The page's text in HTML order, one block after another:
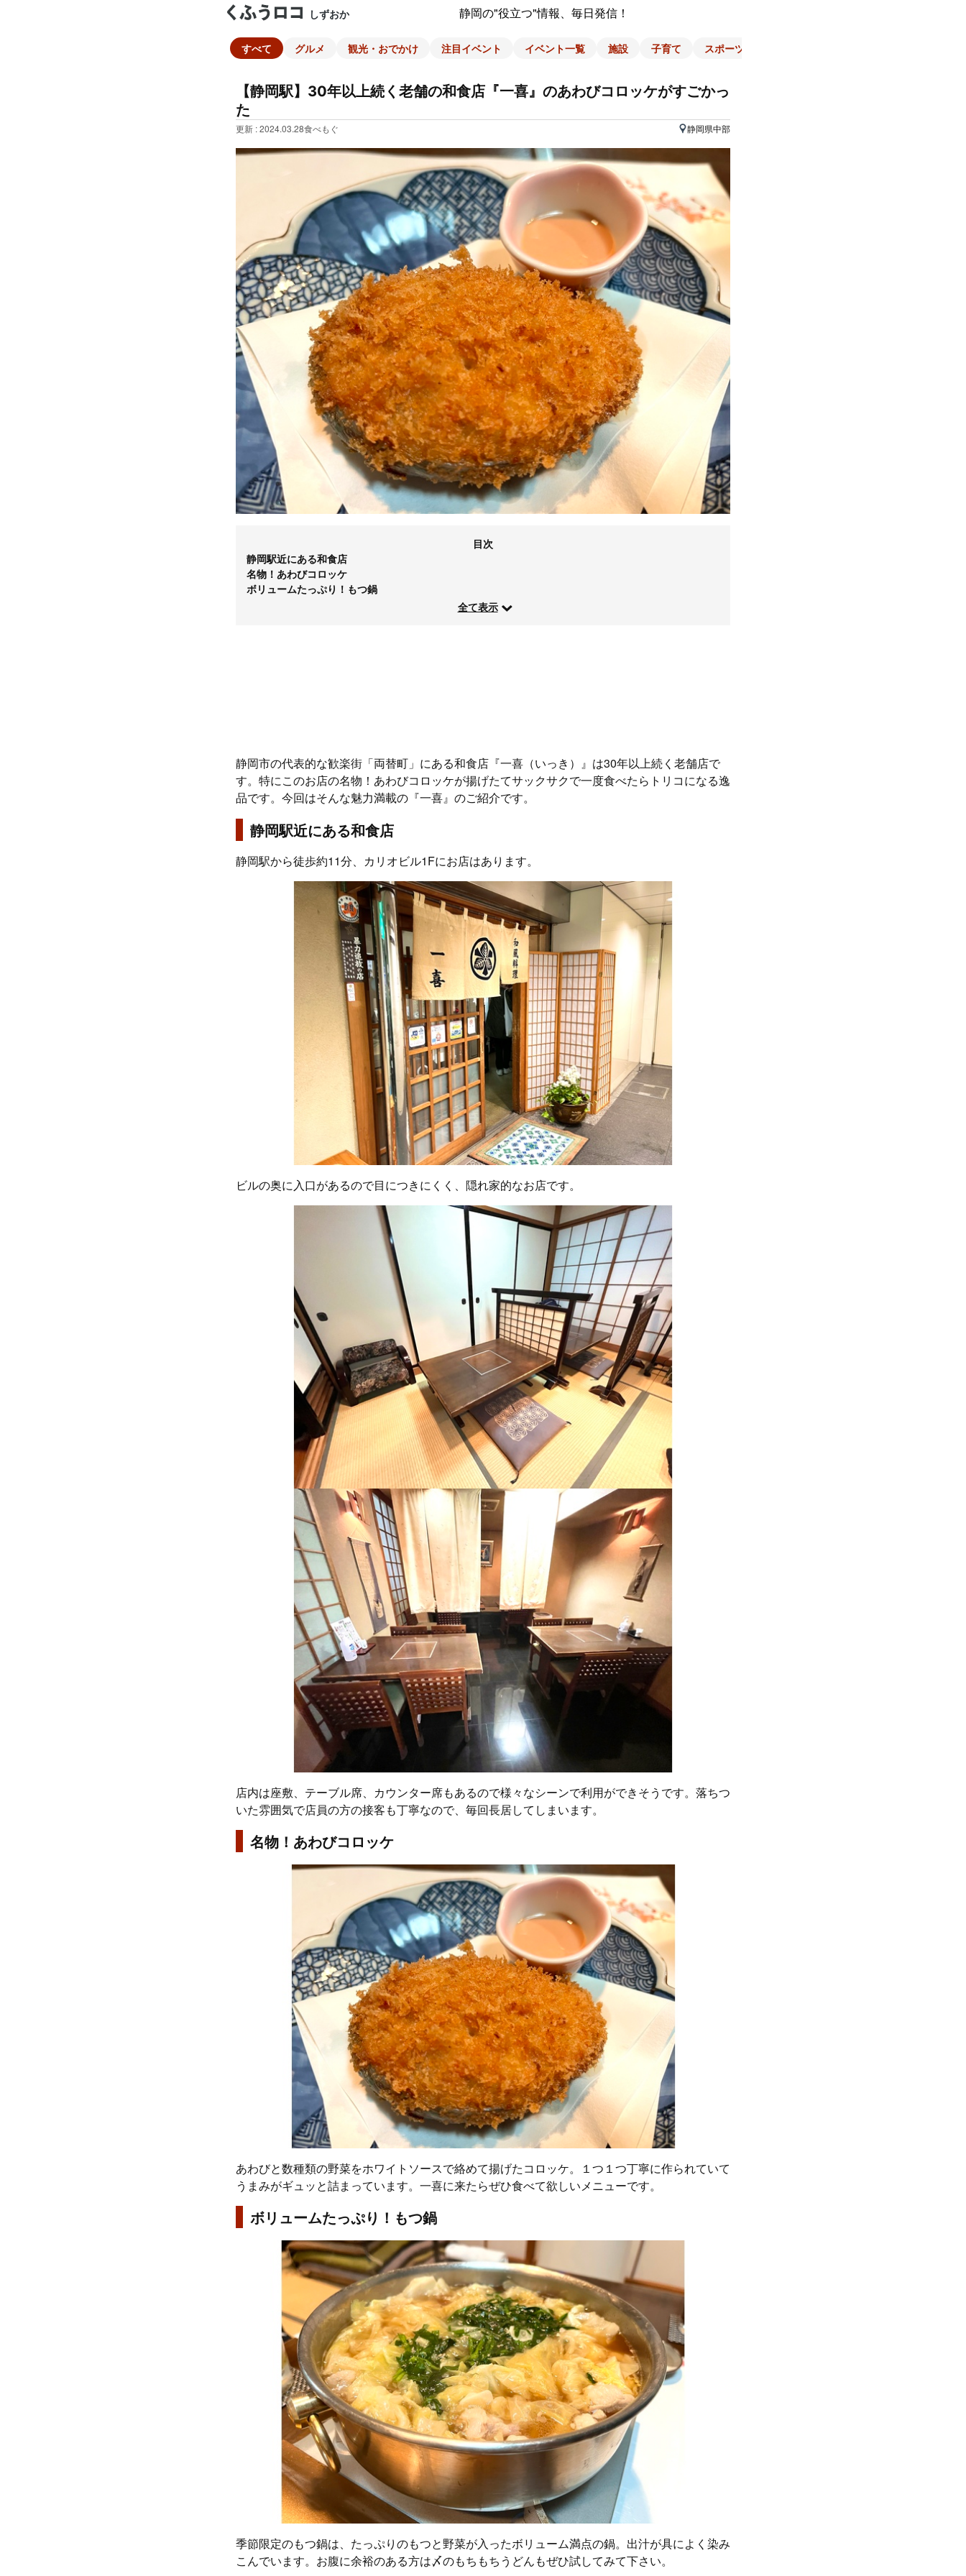
しずおか 静岡の"役立つ"情報、毎日発信！
すべて グルメ 観光・おでかけ 注目イベント イベント一覧 施設 子育て スポーツ
【静岡駅】30年以上続く老舗の和食店『一喜』のあわびコロッケがすごかっ
た
更新 : 2024.03.28食べもぐ 静岡県中部
目次
静岡駅近にある和食店
名物！あわびコロッケ
ボリュームたっぷり！もつ鍋
全て表示
静岡市の代表的な歓楽街「両替町」にある和食店『一喜（いっき）』は30年以上続く老舗店で
す。特にこのお店の名物！あわびコロッケが揚げたてサックサクで一度食べたらトリコになる逸
品です。今回はそんな魅力満載の『一喜』のご紹介です。
静岡駅近にある和食店
静岡駅から徒歩約11分、カリオビル1Fにお店はあります。
ビルの奥に入口があるので目につきにくく、隠れ家的なお店です。
店内は座敷、テーブル席、カウンター席もあるので様々なシーンで利用ができそうです。落ちつ
いた雰囲気で店員の方の接客も丁寧なので、毎回長居してしまいます。
名物！あわびコロッケ
あわびと数種類の野菜をホワイトソースで絡めて揚げたコロッケ。１つ１つ丁寧に作られていて
うまみがギュッと詰まっています。一喜に来たらぜひ食べて欲しいメニューです。
ボリュームたっぷり！もつ鍋
季節限定のもつ鍋は、たっぷりのもつと野菜が入ったボリューム満点の鍋。出汁が具によく染み
こんでいます。お腹に余裕のある方は〆のもちもちうどんもぜひ試してみて下さい。